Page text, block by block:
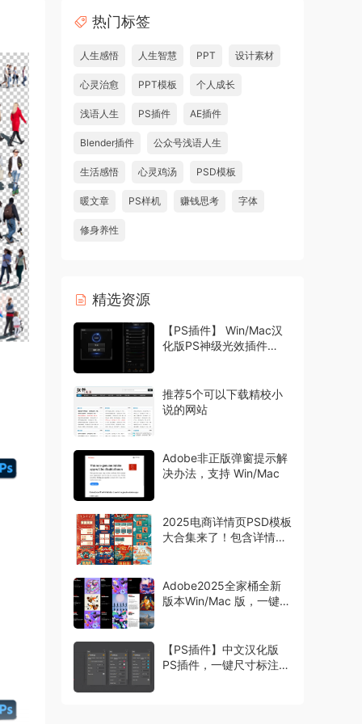
热门标签
人生感悟 人生智慧 PPT 设计素材
心灵治愈 PPT模板 个人成长
浅语人生 PS插件 AE插件
Blender插件 公众号浅语人生
生活感悟 心灵鸡汤 PSD模板
暖文章 PS样机 赚钱思考 字体
修身养性
精选资源
【PS插件】 Win/Mac汉
化版PS神级光效插件
推荐5个可以下载精校小
说的网站
Adobe非正版弹窗提示解
决办法，支持 Win/Mac
2025电商详情页PSD模板
大合集来了！包含详情页
Adobe2025全家桶全新
版本Win/Mac 版，一键安
【PS插件】中文汉化版
PS插件，一键尺寸标注工